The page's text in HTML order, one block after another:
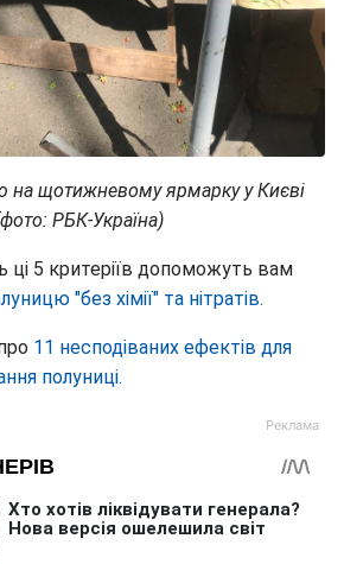
на щотижневому ярмарку у Києві
РБК-Україна)
ці 5 критеріїв допоможуть вам
"без хімії" та нітратів.
11 несподіваних ефектів для
полуниці.